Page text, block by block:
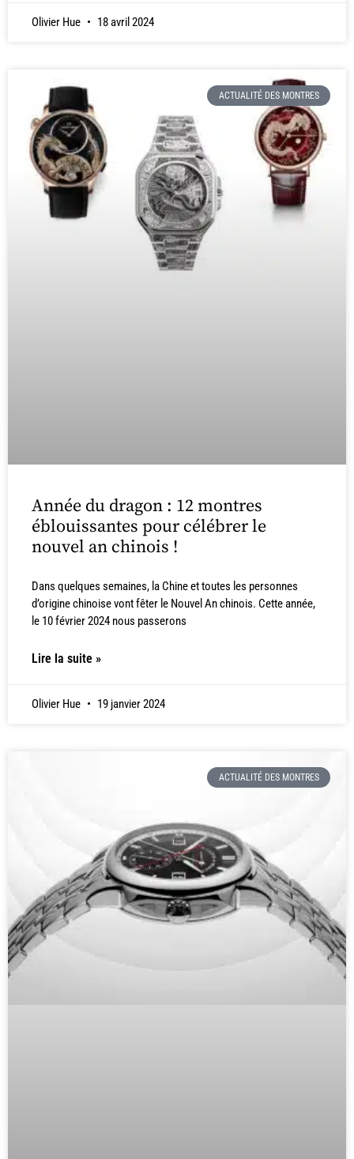
Olivier Hue 18 avril 2024
ACTUALITÉ DES MONTRES
Année du dragon : 12 montres
éblouissantes pour célébrer le
nouvel an chinois !
Dans quelques semaines, la Chine et toutes les personnes
d’origine chinoise vont fêter le Nouvel An chinois. Cette année,
le 10 février 2024 nous passerons
Lire la suite »
Olivier Hue 19 janvier 2024
ACTUALITÉ DES MONTRES